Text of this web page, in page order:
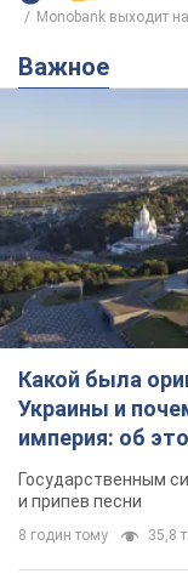
Какой была
Украины и
империя: об
Государственным
и припев песни
8 годин тому 35,8
Александру
известно о
символа 90-х и
забывал о личном